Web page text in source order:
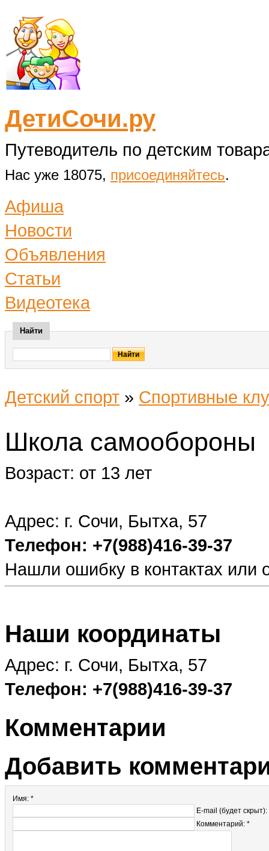
ДетиСочи.ру
Путеводитель по детским
Нас уже 18075, присоединяйтесь.
Афиша
Новости
Объявления
Статьи
Видеотека
Найти
Детский спорт » Спортивные
Школа самообороны
Возраст: от 13 лет
Адрес: г. Сочи, Бытха, 57
Телефон: +7(988)416-39-37
Нашли ошибку в контактах
Наши координаты
Адрес: г. Сочи, Бытха, 57
Телефон: +7(988)416-39-37
Комментарии
Добавить
Имя: *
E-mail (будет скрыт):
Комментарий: *